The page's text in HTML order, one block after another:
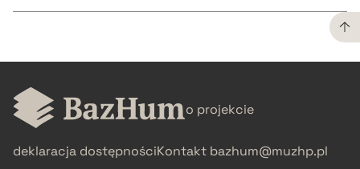
CZYSTY TEKST
pobierz cytat
BIBTEX
o projekcie
deklaracja dostępnościKontakt bazhum@muzhp.pl